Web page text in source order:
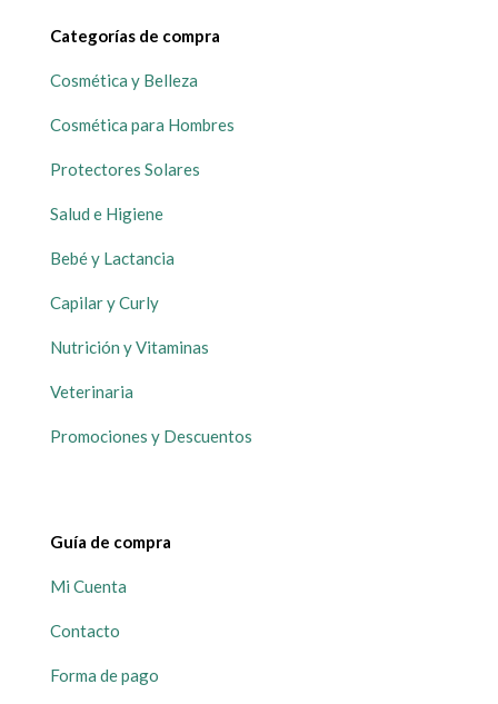
Categorías de compra
Cosmética y Belleza
Cosmética para Hombres
Protectores Solares
Salud e Higiene
Bebé y Lactancia
Capilar y Curly
Nutrición y Vitaminas
Veterinaria
Promociones y Descuentos
Guía de compra
Mi Cuenta
Contacto
Forma de pago